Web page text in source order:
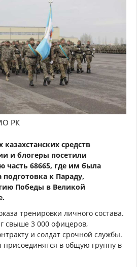
РК
средств
и блогеры посетили
часть 68665, где им была
к Параду,
Победы в Великой
тренировки личного состава.
свыше 3 000 офицеров,
и солдат срочной службы.
присоединятся в общую группу в